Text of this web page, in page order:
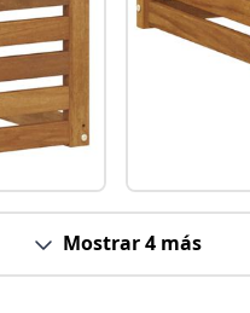
Mostrar 4 más